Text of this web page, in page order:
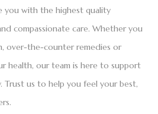
you with the highest quality
compassionate care. Whether you
over-the-counter remedies or
health, our team is here to support
Trust us to help you feel your best,